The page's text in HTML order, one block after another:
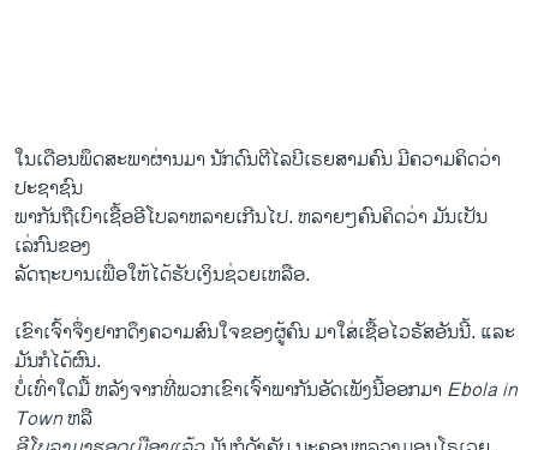
ໃນ​ເດືອນ​ພຶດສະພາ​ຜ່ານ​ມາ ນັກ​ດົນຕີ​ໄລ​ບີ​ເຣຍສາມ​ຄົນ ມີ​ຄວາມ​ຄິດ​ວ່າ
ປະຊາຊົນ​
ພາກັນ​ຖື​ເບົາ​ເຊື້ອ​ອີ​ໂບລາ​ຫລາຍ​ເກີນ​ໄປ. ຫລາຍໆ​ຄົນ​ຄິດ​ວ່າ ມັນ​ເປັນ​
ເລ່ກົນ​ຂອງ
ລັດຖະບານເພື່ອ​ໃຫ້​ໄດ້​ຮັບ​ເງິນ​ຊ່ວຍ​ເຫລືອ.
​ເຂົາ​ເຈົ້າ​ຈຶ່ງ​ຢາກ​ດຶງ​ຄວາມ​ສົນ​ໃຈ​ຂອງ​ຜູ້​ຄົນ ມາ​ໃສ່ເຊື້ອ​ໄວຣັສອັນ​ນີ້. ແລະ​
ມັນ​ກໍ​ໄດ້ຜົນ.
ບໍ່​ເທົ່າ​ໃດ​ມື້ ຫລັງຈາກ​ທີ່​ພວກ​ເຂົາ​ເຈົ້າ​ພາກັນ​ອັດ​ເພັງ​ນີ້​ອອກ​ມາ Ebola in
Townຫລື